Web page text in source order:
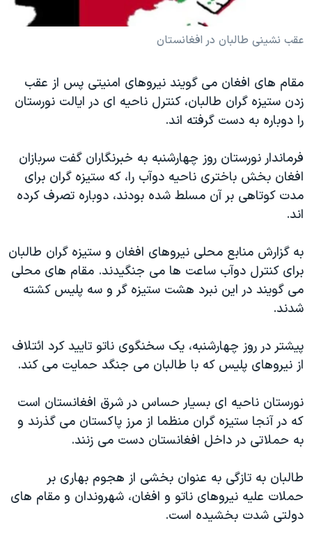
فرهنگ و زندگی
حقوق شهروندی
علم و فناوری
اسرائیل در جنگ
آرشیو پخش زنده
انتخابات ریاست جمهوری آمریکا ۲۰۲۴
رمز مهسا
ورزش زنان در ایران
مجموعه مستندهای دادخواهی
تریبونال مردمی آبان ۹۸
قانون شفافیت دارائی کادر رهبری ایران
اعتراضات مردمی آبان ۹۸
اسرائیل در جنگ
نرگس محمدی برنده جایزه نوبل صلح
همایش محافظه‌کاران آمریکا «سی‌پک»
سفر پرزیدنت ترامپ به چین
زبانهای مختلف
عقب نشینی طالبان در افغانستان
مقام های افغان می گویند نیروهای امنیتی پس از عقب
زدن ستیزه گران طالبان، کنترل ناحیه ای در ایالت نورستان
را دوباره به دست گرفته اند.
فرماندار نورستان روز چهارشنبه به خبرنگاران گفت سربازان
افغان بخش باختری ناحیه دوآب را، که ستیزه گران برای
مدت کوتاهی بر آن مسلط شده بودند، دوباره تصرف کرده
اند.
به گزارش منابع محلی نیروهای افغان و ستیزه گران طالبان
برای کنترل دوآب ساعت ها می جنگیدند. مقام های محلی
می گویند در این نبرد هشت ستیزه گر و سه پلیس کشته
شدند.
پیشتر در روز چهارشنبه، یک سخنگوی ناتو تایید کرد ائتلاف
از نیروهای پلیس که با طالبان می جنگد حمایت می کند.
نورستان ناحیه ای بسیار حساس در شرق افغانستان است
که در آنجا ستیزه گران منظما از مرز پاکستان می گذرند و
به حملاتی در داخل افغانستان دست می زنند.
طالبان به تازگی به عنوان بخشی از هجوم بهاری بر
حملات علیه نیروهای ناتو و افغان، شهروندان و مقام های
دولتی شدت بخشیده است.